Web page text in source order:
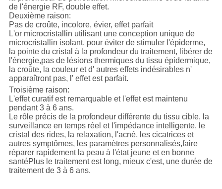
de l'énergie RF, double effet.
Deuxième raison:
Pas de croûte, incolore, évier, effet parfait
L'or microcristallin utilisant une conception unique de
microcristallin isolant, pour éviter de stimuler l'épiderme,
la pointe du cristal à la profondeur du traitement, libérer de
l'énergie,pas de lésions thermiques du tissu épidermique,
la croûte, la couleur et d' autres effets indésirables n'
apparaîtront pas, l' effet est parfait.
Troisième raison:
L'effet curatif est remarquable et l'effet est maintenu
pendant 3 à 6 ans.
Le rôle précis de la profondeur différente du tissu cible, la
surveillance en temps réel et l'impédance intelligente, le
cristal des rides, la relaxation, l'acné, les cicatrices et
autres symptômes, les paramètres personnalisés,faire
réparer rapidement la peau à l'état jeune et en bonne
santéPlus le traitement est long, mieux c'est, une durée de
traitement de 3 à 6 ans.